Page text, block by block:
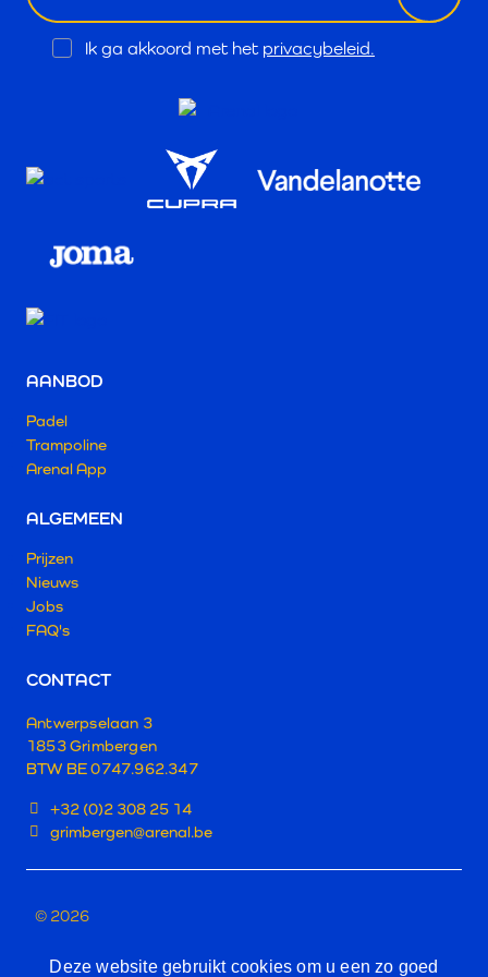
Deze website gebruikt cookies om u een zo goed
Opt
Ik ga akkoord met het privacybeleid.
AANBOD
Padel
Trampoline
Arenal App
ALGEMEEN
Prijzen
Nieuws
Jobs
FAQ's
CONTACT
Antwerpselaan 3
1853 Grimbergen
BTW BE 0747.962.347
+32 (0)2 308 25 14
grimbergen@arenal.be
© 2026
TERMS & CONDITIONS